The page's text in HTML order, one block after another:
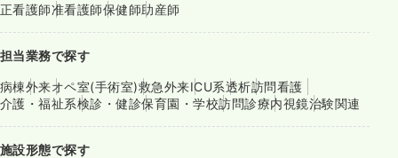
正看護師准看護師保健師助産師
担当業務で探す
病棟外来オペ室(手術室)救急外来ICU系透析訪問看護
介護・福祉系検診・健診保育園・学校訪問診療内視鏡治験関連
施設形態で探す